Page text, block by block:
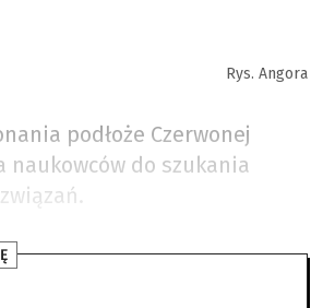
Rys. Angora
podłoże Czerwonej
naukowców do szukania